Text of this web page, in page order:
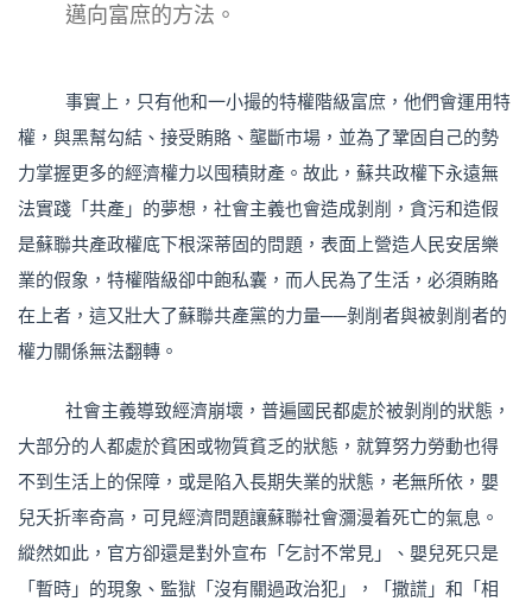
邁向富庶的方法。
事實上，只有他和一小撮的特權階級富庶，他們會運用特
權，與黑幫勾結、接受賄賂、壟斷市場，並為了鞏固自己的勢
力掌握更多的經濟權力以囤積財產。故此，蘇共政權下永遠無
法實踐「共產」的夢想，社會主義也會造成剝削，貪污和造假
是蘇聯共產政權底下根深蒂固的問題，表面上營造人民安居樂
業的假象，特權階級卻中飽私囊，而人民為了生活，必須賄賂
在上者，這又壯大了蘇聯共產黨的力量──剝削者與被剝削者的
權力關係無法翻轉。
社會主義導致經濟崩壞，普遍國民都處於被剝削的狀態，
大部分的人都處於貧困或物質貧乏的狀態，就算努力勞動也得
不到生活上的保障，或是陷入長期失業的狀態，老無所依，嬰
兒夭折率奇高，可見經濟問題讓蘇聯社會瀰漫着死亡的氣息。
縱然如此，官方卻還是對外宣布「乞討不常見」、嬰兒死只是
「暫時」的現象、監獄「沒有關過政治犯」，「撒謊」和「相